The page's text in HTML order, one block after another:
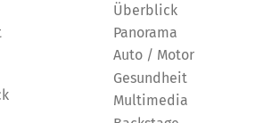
Überblick
Panorama
Auto / Motor
Gesundheit
Multimedia